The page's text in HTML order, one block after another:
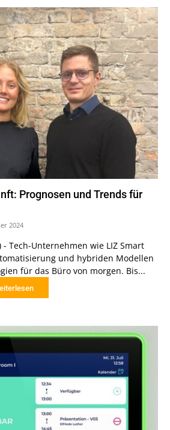
Prognosen und Trends für
2024
- Tech-Unternehmen wie LIZ Smart
und hybriden Modellen
für das Büro von morgen. Bis...